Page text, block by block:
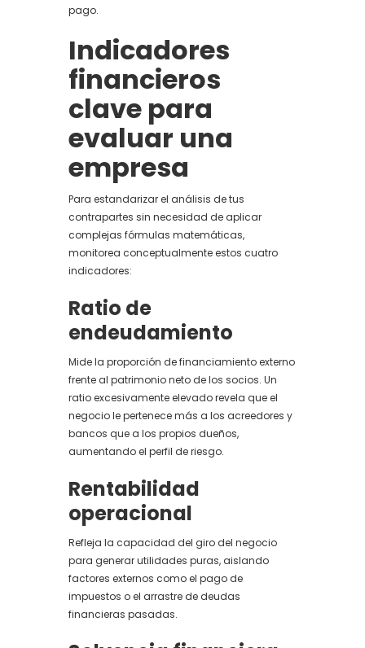
pago.
Indicadores
financieros
clave para
evaluar una
empresa
Para estandarizar el análisis de tus
contrapartes sin necesidad de aplicar
complejas fórmulas matemáticas,
monitorea conceptualmente estos cuatro
indicadores:
Ratio de
endeudamiento
Mide la proporción de financiamiento externo
frente al patrimonio neto de los socios. Un
ratio excesivamente elevado revela que el
negocio le pertenece más a los acreedores y
bancos que a los propios dueños,
aumentando el perfil de riesgo.
Rentabilidad
operacional
Refleja la capacidad del giro del negocio
para generar utilidades puras, aislando
factores externos como el pago de
impuestos o el arrastre de deudas
financieras pasadas.